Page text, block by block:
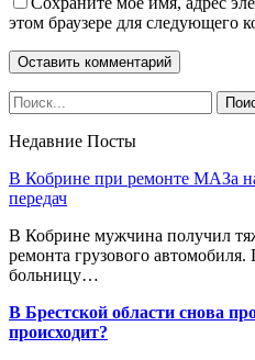
этом браузере для следующего
Недавние Посты
В Кобрине при ремонте МАЗа
передач
В Кобрине мужчина получил
ремонта грузового
больницу…
В Брестской области снова
происходит?